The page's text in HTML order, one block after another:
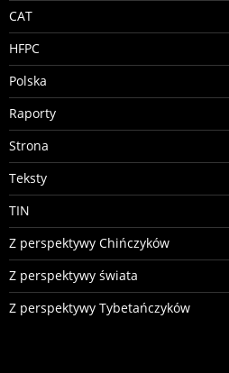
CAT
HFPC
Polska
Raporty
Strona
Teksty
TIN
Z perspektywy Chińczyków
Z perspektywy świata
Z perspektywy Tybetańczyków